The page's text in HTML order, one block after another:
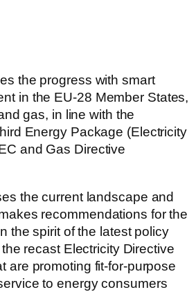
the progress with smart
in the EU-28 Member States,
gas, in line with the
Energy Package (Electricity
and Gas Directive
the current landscape and
recommendations for the
the spirit of the latest policy
recast Electricity Directive
are promoting fit-for-purpose
to energy consumers